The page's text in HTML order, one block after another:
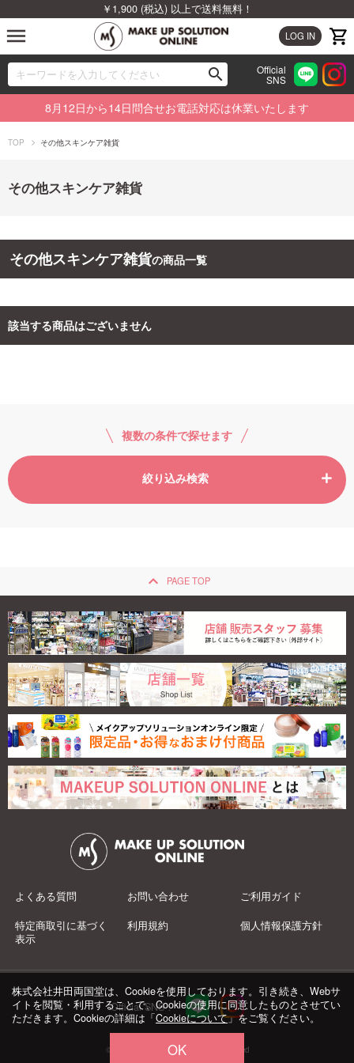
￥1,900 (税込) 以上で送料無料！
LOG IN
menu
search
00
Official
SNS
ブランドから探す
カテゴリから探す
特集から探す
8月12日から14日問合せお電話対応は休業いたします
TOP その他スキンケア雑貨
その他スキンケア雑貨
その他スキンケア雑貨の商品一覧
該当する商品はございません
複数の条件で探せます
絞り込み検索
keyboard_arrow_up PAGE TOP
よくある質問 お問い合わせ ご利用ガイド
特定商取引に基づく
表示
利用規約 個人情報保護方針
Official SNS：
© 井田両国堂 Co.,Ltd.All Rights Reserved
株式会社井田両国堂は、Cookieを使用しております。引き続き、Webサ
イトを閲覧・利用することで、Cookieの使用に同意したものとさせてい
ただきます。Cookieの詳細は「Cookieについて」をご覧ください。
OK